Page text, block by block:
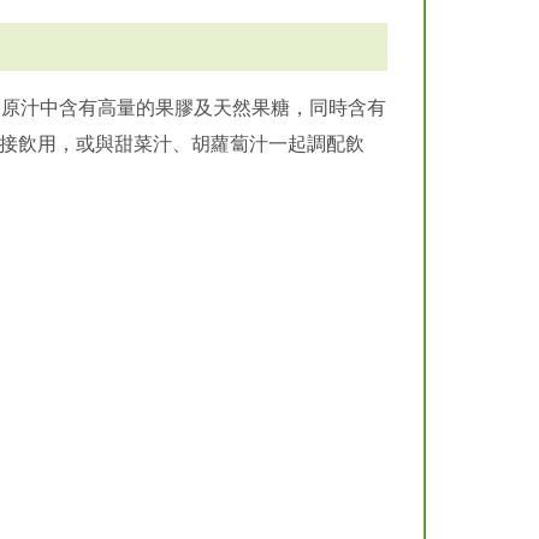
汁中含有高量的果膠及天然果糖，同時含有
飲用，或與甜菜汁、胡蘿蔔汁一起調配飲